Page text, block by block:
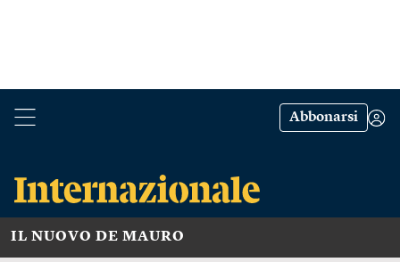
Abbonarsi
IL NUOVO DE MAURO